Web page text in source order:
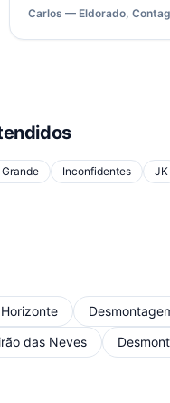
Carlos — Eldorado,
Inconfidentes JK
das Neves